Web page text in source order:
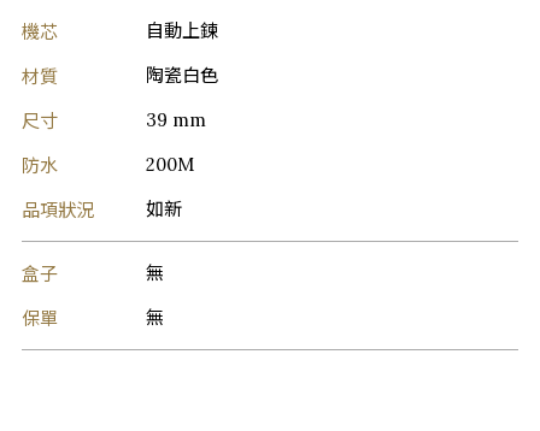
機芯 自動上鍊
材質 陶瓷白色
尺寸 39 mm
防水 200M
品項狀況 如新
盒子 無
保單 無